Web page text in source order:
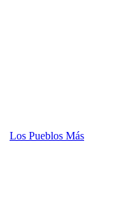
Los Pueblos Más